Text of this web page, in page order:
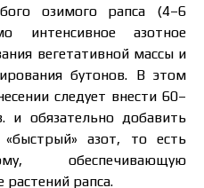
озимого рапса (4–6
интенсивное азотное
вегетативной массы и
бутонов. В этом
следует внести 60–
и обязательно добавить
азот, то есть
обеспечивающую
растений рапса.